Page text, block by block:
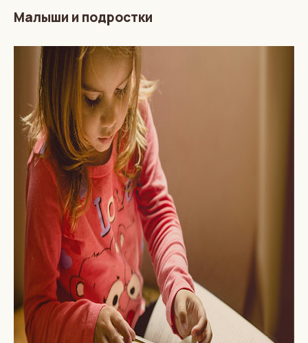
Малыши и подростки